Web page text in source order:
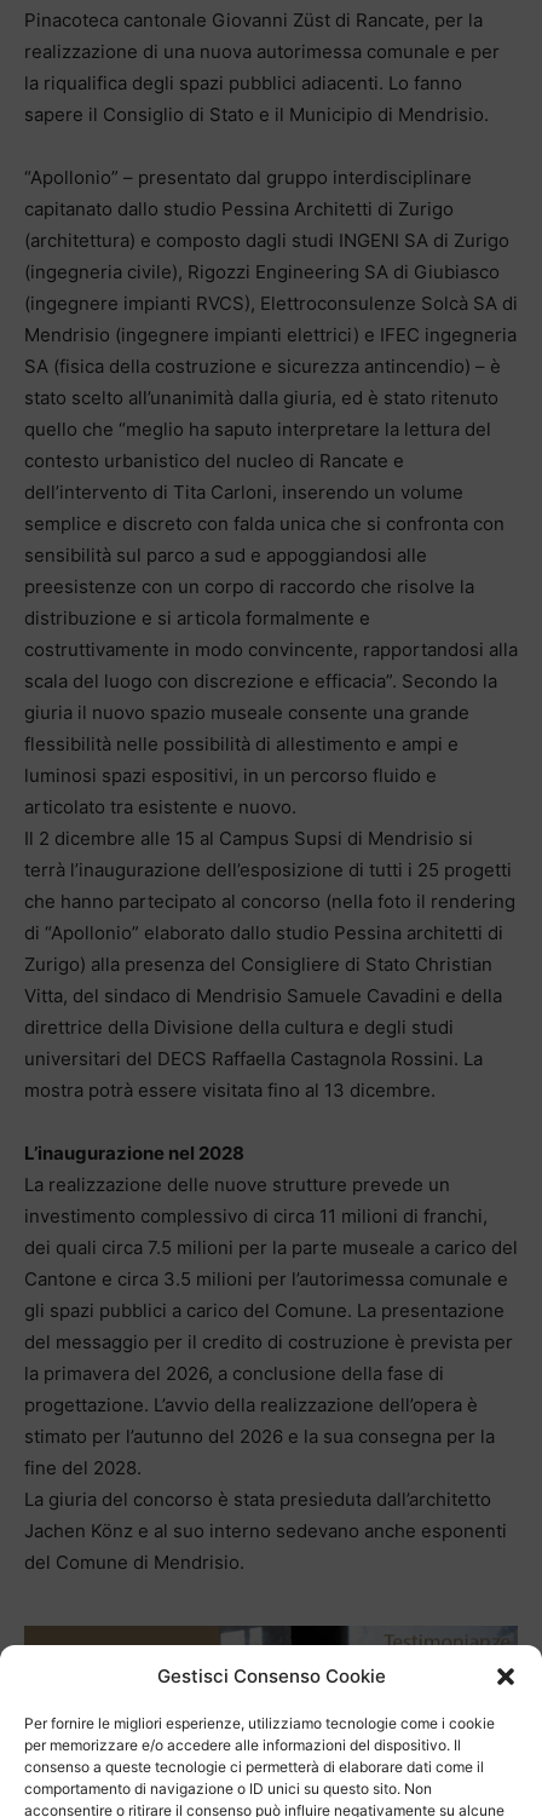
Gestisci Consenso Cookie
Per fornire le migliori esperienze, utilizziamo tecnologie come i cookie
per memorizzare e/o accedere alle informazioni del dispositivo. Il
consenso a queste tecnologie ci permetterà di elaborare dati come il
comportamento di navigazione o ID unici su questo sito. Non
acconsentire o ritirare il consenso può influire negativamente su alcune
Pinacoteca cantonale Giovanni Züst di Rancate, per la
realizzazione di una nuova autorimessa comunale e per
la riqualifica degli spazi pubblici adiacenti. Lo fanno
sapere il Consiglio di Stato e il Municipio di Mendrisio.
“Apollonio” – presentato dal gruppo interdisciplinare
capitanato dallo studio Pessina Architetti di Zurigo
(architettura) e composto dagli studi INGENI SA di Zurigo
(ingegneria civile), Rigozzi Engineering SA di Giubiasco
(ingegnere impianti RVCS), Elettroconsulenze Solcà SA di
Mendrisio (ingegnere impianti elettrici) e IFEC ingegneria
SA (fisica della costruzione e sicurezza antincendio) – è
stato scelto all’unanimità dalla giuria, ed è stato ritenuto
quello che “meglio ha saputo interpretare la lettura del
contesto urbanistico del nucleo di Rancate e
dell’intervento di Tita Carloni, inserendo un volume
semplice e discreto con falda unica che si confronta con
sensibilità sul parco a sud e appoggiandosi alle
preesistenze con un corpo di raccordo che risolve la
distribuzione e si articola formalmente e
costruttivamente in modo convincente, rapportandosi alla
scala del luogo con discrezione e efficacia”. Secondo la
giuria il nuovo spazio museale consente una grande
flessibilità nelle possibilità di allestimento e ampi e
luminosi spazi espositivi, in un percorso fluido e
articolato tra esistente e nuovo.
Il 2 dicembre alle 15 al Campus Supsi di Mendrisio si
terrà l’inaugurazione dell’esposizione di tutti i 25 progetti
che hanno partecipato al concorso (nella foto il rendering
di “Apollonio” elaborato dallo studio Pessina architetti di
Zurigo) alla presenza del Consigliere di Stato Christian
Vitta, del sindaco di Mendrisio Samuele Cavadini e della
direttrice della Divisione della cultura e degli studi
universitari del DECS Raffaella Castagnola Rossini. La
mostra potrà essere visitata fino al 13 dicembre.
L’inaugurazione nel 2028
La realizzazione delle nuove strutture prevede un
investimento complessivo di circa 11 milioni di franchi,
dei quali circa 7.5 milioni per la parte museale a carico del
Cantone e circa 3.5 milioni per l’autorimessa comunale e
gli spazi pubblici a carico del Comune. La presentazione
del messaggio per il credito di costruzione è prevista per
la primavera del 2026, a conclusione della fase di
progettazione. L’avvio della realizzazione dell’opera è
stimato per l’autunno del 2026 e la sua consegna per la
fine del 2028.
La giuria del concorso è stata presieduta dall’architetto
Jachen Könz e al suo interno sedevano anche esponenti
del Comune di Mendrisio.
Pinacoteca Züst progetto Apollonio Rancate